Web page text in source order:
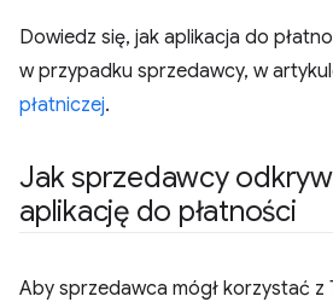
Dowiedz się, jak aplikacja do
w przypadku sprzedawcy, w
płatniczej.
Jak sprzedawcy
aplikację do płatności
Aby sprzedawca mógł korzystać z